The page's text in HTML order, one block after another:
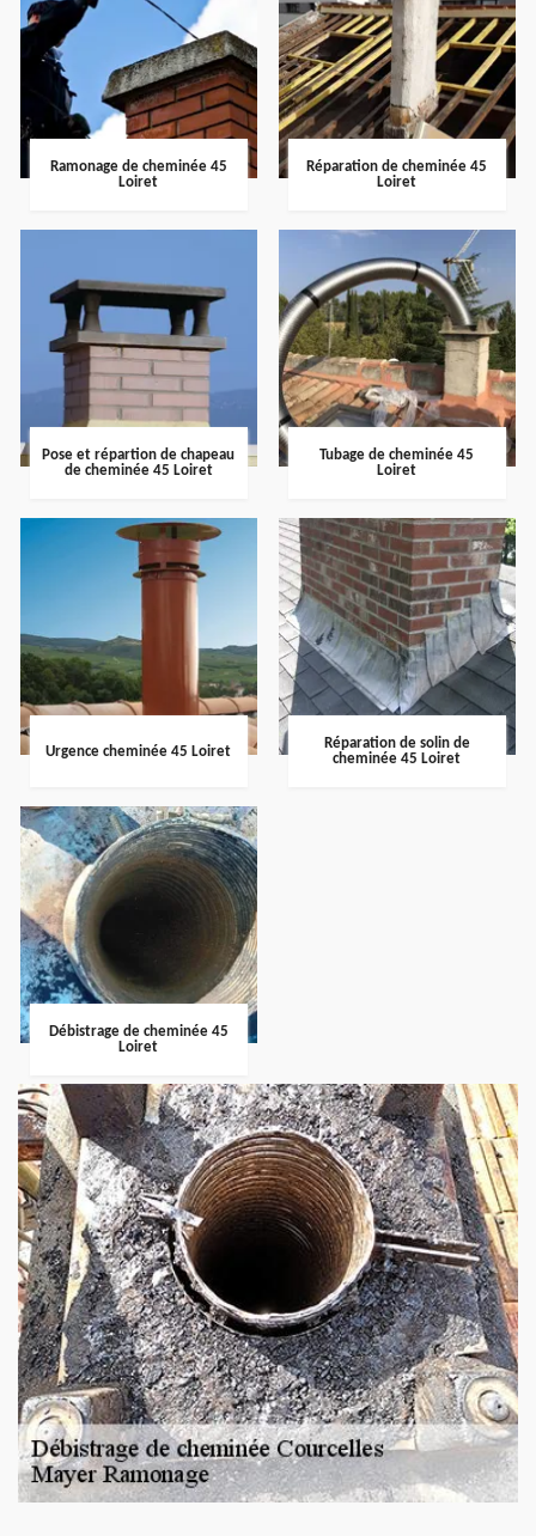
Ramonage de cheminée 45
Loiret
Réparation de cheminée 45
Loiret
Pose et répartion de chapeau
de cheminée 45 Loiret
Tubage de cheminée 45
Loiret
Urgence cheminée 45 Loiret
Réparation de solin de
cheminée 45 Loiret
Débistrage de cheminée 45
Loiret